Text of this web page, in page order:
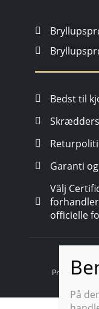
Bedst til
Garanti
Välj
officielle
Proms and
På